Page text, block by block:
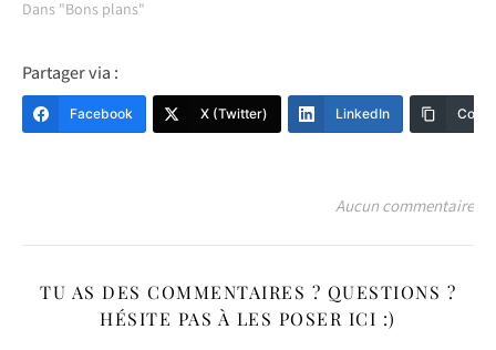
Dans "Bons plans"
Partager via :
Facebook X (Twitter) LinkedIn Copy
Aucun commentaire
TU AS DES COMMENTAIRES ? QUESTIONS ?
HÉSITE PAS À LES POSER ICI :)